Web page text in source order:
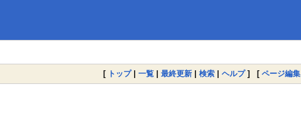
[ トップ| 一覧 | 最終更新 | 検索 | ヘルプ] [ ページ編集